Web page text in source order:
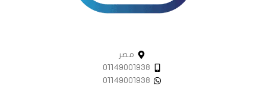
مصر
01149001938
01149001938